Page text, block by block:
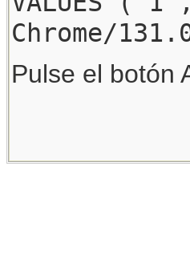
Chrome/
Pulse el botón